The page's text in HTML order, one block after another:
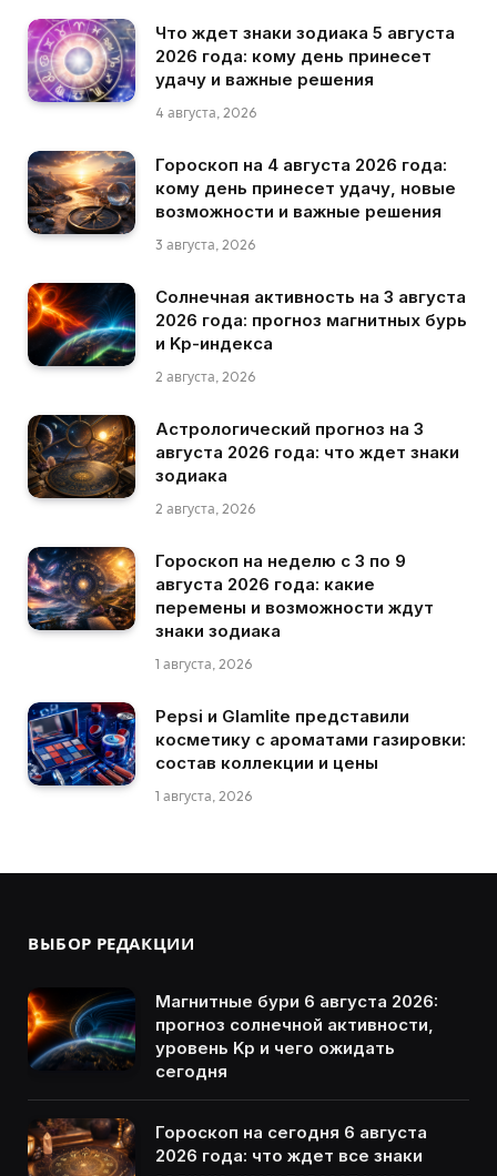
Что ждет знаки зодиака 5 августа
2026 года: кому день принесет
удачу и важные решения
4 августа, 2026
Гороскоп на 4 августа 2026 года:
кому день принесет удачу, новые
возможности и важные решения
3 августа, 2026
Солнечная активность на 3 августа
2026 года: прогноз магнитных бурь
и Kp-индекса
2 августа, 2026
Астрологический прогноз на 3
августа 2026 года: что ждет знаки
зодиака
2 августа, 2026
Гороскоп на неделю с 3 по 9
августа 2026 года: какие
перемены и возможности ждут
знаки зодиака
1 августа, 2026
Pepsi и Glamlite представили
косметику с ароматами газировки:
состав коллекции и цены
1 августа, 2026
ВЫБОР РЕДАКЦИИ
Магнитные бури 6 августа 2026:
прогноз солнечной активности,
уровень Kp и чего ожидать
сегодня
Гороскоп на сегодня 6 августа
2026 года: что ждет все знаки